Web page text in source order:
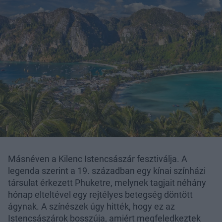
Másnéven a Kilenc Istencsászár fesztiválja. A
legenda szerint a 19. században egy kínai színházi
társulat érkezett Phuketre, melynek tagjait néhány
hónap elteltével egy rejtélyes betegség döntött
ágynak. A színészek úgy hitték, hogy ez az
Istencsászárok bosszúja, amiért megfeledkeztek